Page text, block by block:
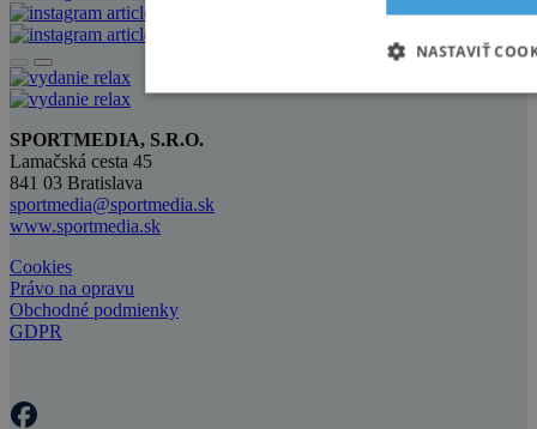
SPORTMEDIA, S.R.O.
Lamačská cesta 45
841 03 Bratislava
sportmedia@sportmedia.sk
www.sportmedia.sk
Cookies
Právo na opravu
Obchodné podmienky
GDPR
NASTAVIŤ